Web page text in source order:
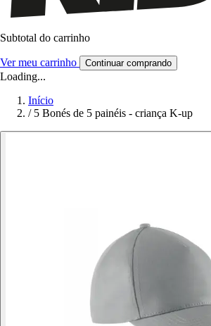
Subtotal do carrinho
Ver meu carrinho Continuar comprando
Loading...
Início
/ 5 Bonés de 5 painéis - criança K-up